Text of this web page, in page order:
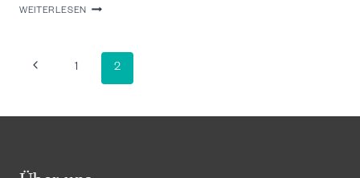
WEITERLESEN CHANCE
FAIR
Seitennavigation
Vorherige1 2